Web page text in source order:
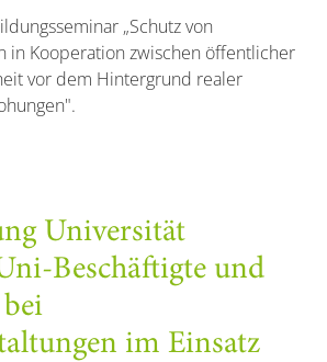
„Schutz von
in Kooperation zwischen öffentlicher
vor dem Hintergrund realer
Universität
Beschäftigte und
im Einsatz